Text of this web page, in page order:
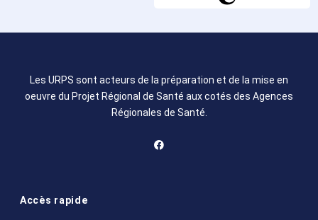
Les URPS sont acteurs de la préparation et de la mise en
oeuvre du Projet Régional de Santé aux cotés des Agences
Régionales de Santé.
Accès rapide